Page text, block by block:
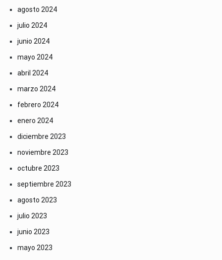
agosto 2024
julio 2024
junio 2024
mayo 2024
abril 2024
marzo 2024
febrero 2024
enero 2024
diciembre 2023
noviembre 2023
octubre 2023
septiembre 2023
agosto 2023
julio 2023
junio 2023
mayo 2023